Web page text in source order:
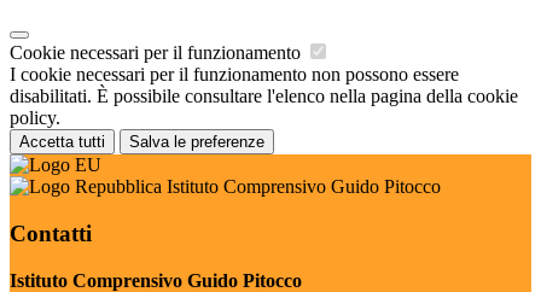
Cookie necessari per il funzionamento
I cookie necessari per il funzionamento non possono essere
disabilitati. È possibile consultare l'elenco nella pagina della cookie
policy.
Accetta tutti Salva le preferenze
Istituto Comprensivo Guido Pitocco
Contatti
Istituto Comprensivo Guido Pitocco